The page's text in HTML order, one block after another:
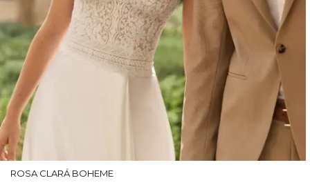
ROSA CLARÁ BOHEME